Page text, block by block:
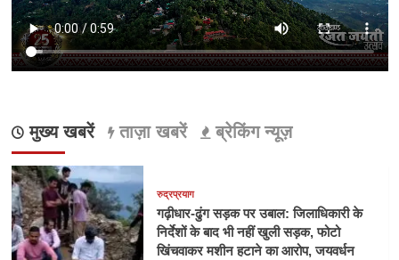
मुख्य खबरें ताज़ा खबरें ब्रेकिंग न्यूज़
रुद्रप्रयाग
गढ़ीधार-ढुंग सड़क पर उबाल: जिलाधिकारी के
निर्देशों के बाद भी नहीं खुली सड़क, फोटो
खिंचवाकर मशीन हटाने का आरोप, जयवर्धन